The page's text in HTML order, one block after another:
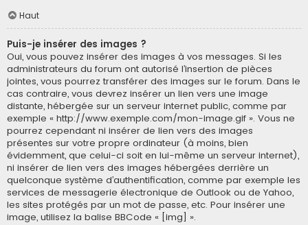
Haut
Puis-je insérer des images ?
Oui, vous pouvez insérer des images à vos messages. Si les
administrateurs du forum ont autorisé l’insertion de pièces
jointes, vous pourrez transférer des images sur le forum. Dans le
cas contraire, vous devrez insérer un lien vers une image
distante, hébergée sur un serveur internet public, comme par
exemple « http://www.exemple.com/mon-image.gif ». Vous ne
pourrez cependant ni insérer de lien vers des images
présentes sur votre propre ordinateur (à moins, bien
évidemment, que celui-ci soit en lui-même un serveur internet),
ni insérer de lien vers des images hébergées derrière un
quelconque système d’authentification, comme par exemple les
services de messagerie électronique de Outlook ou de Yahoo,
les sites protégés par un mot de passe, etc. Pour insérer une
image, utilisez la balise BBCode « [img] ».